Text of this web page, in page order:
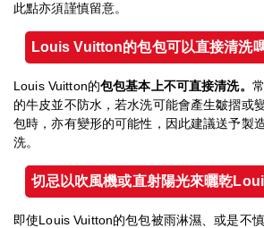
此點亦須謹慎留意。
Louis Vuitton的包包可以直接清洗
Louis Vuitton的包包基本上不可直接清洗。
的牛皮並不防水，若水洗可能會產生皺摺或
包時，亦有變形的可能性，因此建議送予製
洗。
切忌以吹風機或直射陽光來曬乾
即使Louis Vuitton的包包被雨淋濕、或是不